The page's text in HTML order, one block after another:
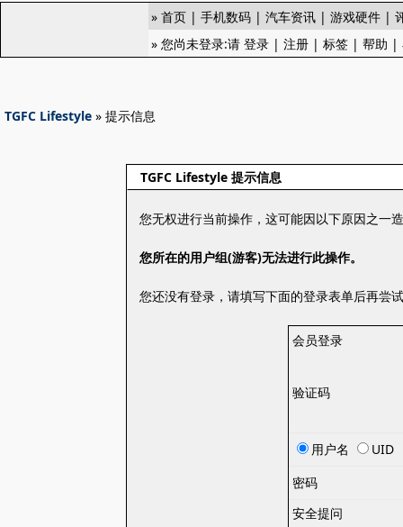
» 首页 | 手机数码 | 汽车资讯 | 游戏硬件 |
» 您尚未登录:请 登录 | 注册 | 标签 | 帮助 |
TGFC Lifestyle » 提示信息
TGFC Lifestyle 提示信息
您无权进行当前操作，这可能因以下原因之一
您所在的用户组(游客)无法进行此操作。
您还没有登录，请填写下面的登录表单后再尝
会员登录
验证码
用户名
UID
密码
安全提问